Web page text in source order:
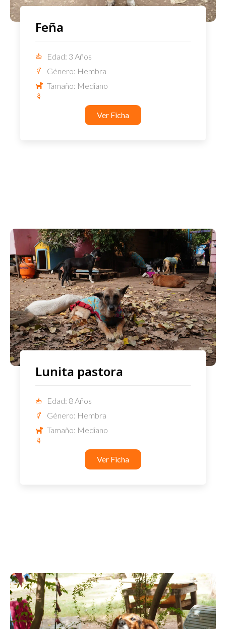
Feña
Edad: 3 Años
Género: Hembra
Tamaño: Mediano
Ver Ficha
Lunita pastora
Edad: 8 Años
Género: Hembra
Tamaño: Mediano
Ver Ficha